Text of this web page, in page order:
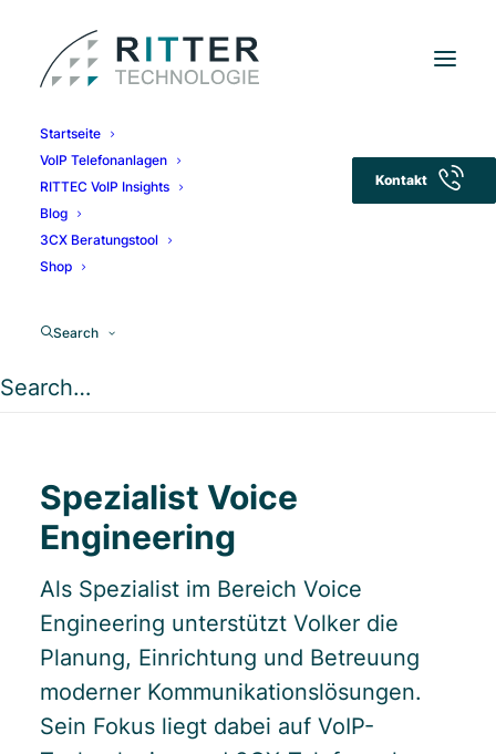
Startseite
VoIP Telefonanlagen
RITTEC VoIP Insights
Blog
3CX Beratungstool
Shop
Kontakt
Search
Volker
Spezialist Voice
Engineering
Als Spezialist im Bereich Voice
Engineering unterstützt Volker die
Planung, Einrichtung und Betreuung
moderner Kommunikationslösungen.
Sein Fokus liegt dabei auf VoIP-